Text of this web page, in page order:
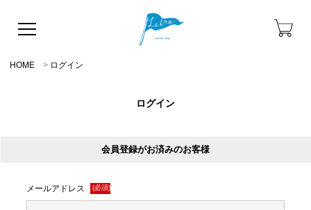
HOME ログイン
ログイン
会員登録がお済みのお客様
メールアドレス (必須)